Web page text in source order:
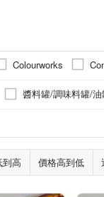
Colourworks
HELLO KITTY
Premier 普立爾
Taylors Eye
醬料罐/調味料罐/
到高 價格高到低